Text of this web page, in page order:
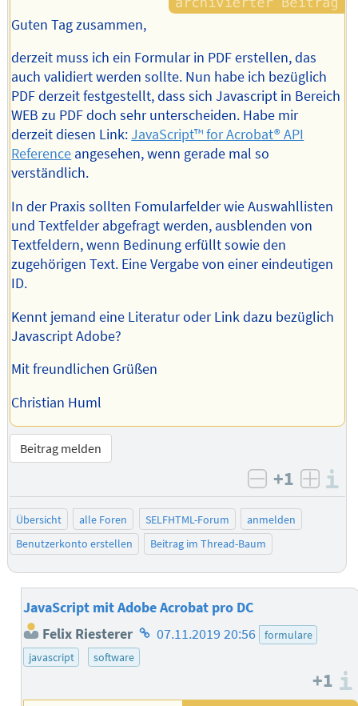
Guten Tag zusammen,
derzeit muss ich ein Formular in PDF erstellen, das
auch validiert werden sollte. Nun habe ich bezüglich
PDF derzeit festgestellt, dass sich Javascript in Bereich
WEB zu PDF doch sehr unterscheiden. Habe mir
derzeit diesen Link:JavaScript™ for Acrobat® API
Reference angesehen, wenn gerade mal so
verständlich.
In der Praxis sollten Fomularfelder wie Auswahllisten
und Textfelder abgefragt werden, ausblenden von
Textfeldern, wenn Bedinung erfüllt sowie den
zugehörigen Text. Eine Vergabe von einer eindeutigen
ID.
Kennt jemand eine Literatur oder Link dazu bezüglich
Javascript Adobe?
Mit freundlichen Grüßen
Christian Huml
Beitrag melden
negativ
+1
Übersicht alle Foren SELFHTML-Forum
anmelden
Benutzerkonto erstellen
Beitrag im Thread-Baum
JavaScript mit Adobe Acrobat pro DC
Felix Riesterer Homepage
des
07.11.2019 20:56
formulare
javascript
software
+1